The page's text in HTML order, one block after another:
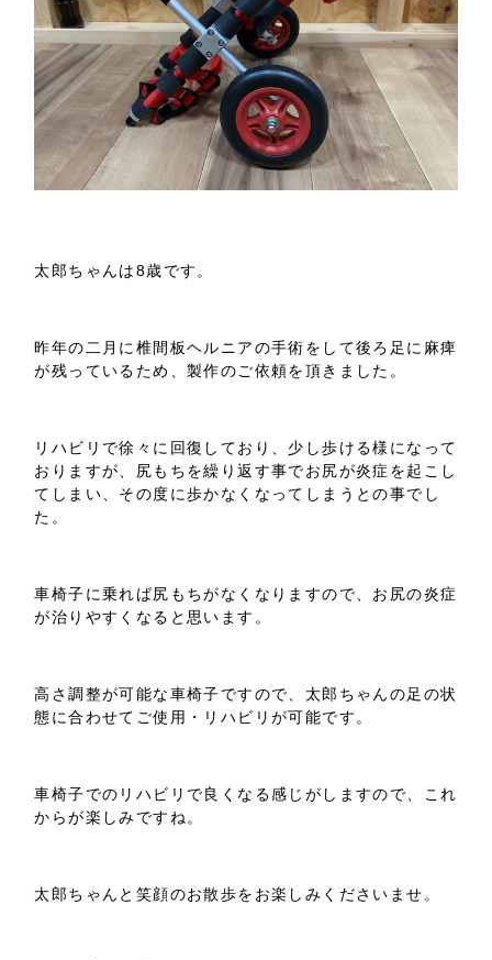
太郎ちゃんは8歳です。
昨年の二月に椎間板ヘルニアの手術をして後ろ足に麻痺
が残っているため、製作のご依頼を頂きました。
リハビリで徐々に回復しており、少し歩ける様になって
おりますが、尻もちを繰り返す事でお尻が炎症を起こし
てしまい、その度に歩かなくなってしまうとの事でし
た。
車椅子に乗れば尻もちがなくなりますので、お尻の炎症
が治りやすくなると思います。
高さ調整が可能な車椅子ですので、太郎ちゃんの足の状
態に合わせてご使用・リハビリが可能です。
車椅子でのリハビリで良くなる感じがしますので、これ
からが楽しみですね。
太郎ちゃんと笑顔のお散歩をお楽しみくださいませ。